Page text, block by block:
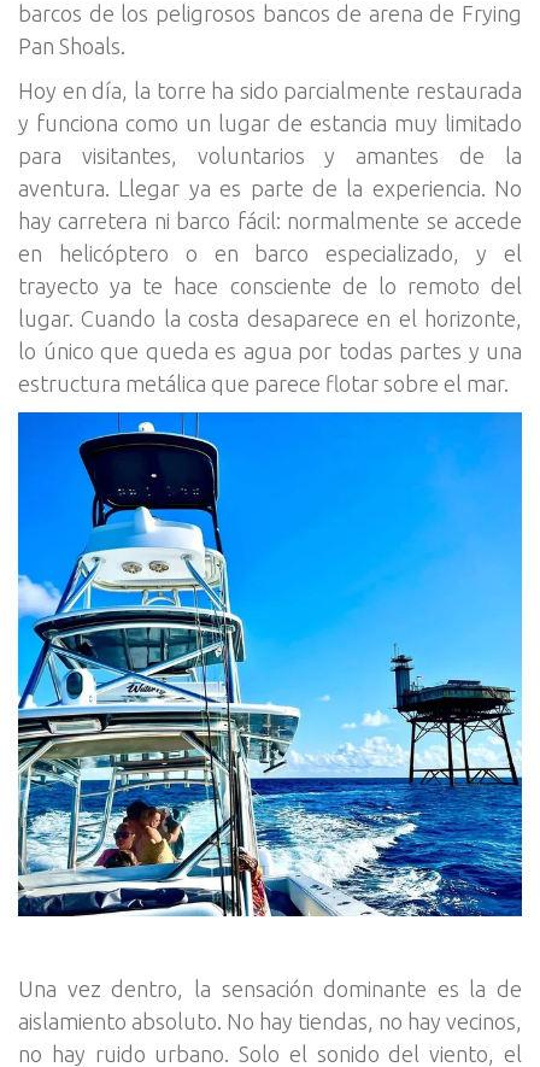
barcos de los peligrosos bancos de arena de Frying
Pan Shoals.
Hoy en día, la torre ha sido parcialmente restaurada
y funciona como un lugar de estancia muy limitado
para visitantes, voluntarios y amantes de la
aventura. Llegar ya es parte de la experiencia. No
hay carretera ni barco fácil: normalmente se accede
en helicóptero o en barco especializado, y el
trayecto ya te hace consciente de lo remoto del
lugar. Cuando la costa desaparece en el horizonte,
lo único que queda es agua por todas partes y una
estructura metálica que parece flotar sobre el mar.
Una vez dentro, la sensación dominante es la de
aislamiento absoluto. No hay tiendas, no hay vecinos,
no hay ruido urbano. Solo el sonido del viento, el